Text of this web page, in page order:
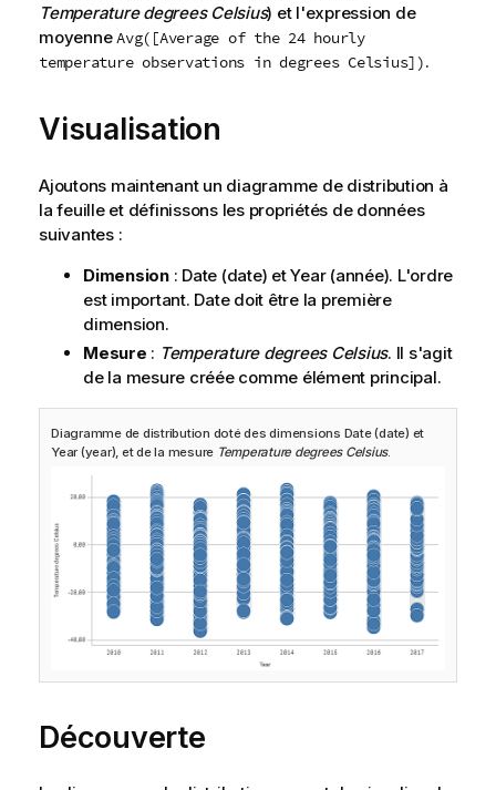
Temperature degrees Celsius) et l'expression de
moyenneAvg([Average of the 24 hourly
temperature observations in degrees Celsius]).
Visualisation
Ajoutons maintenant un diagramme de distribution à
lafeuilleet définissons les propriétés de données
suivantes :
Dimension: Date (date) etYear(année). L'ordre
est important. Datedoit être la première
dimension.
Mesure : Temperature degrees Celsius. Il s'agit
de la mesure créée comme élément principal.
Diagramme de distribution doté des dimensions Date(date) et
Year(year), et de la mesure Temperature degrees Celsius.
Découverte